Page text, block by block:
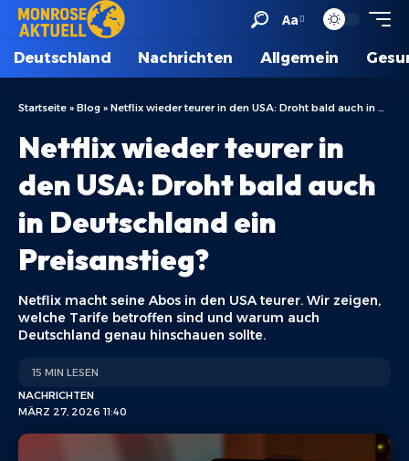
Aa
Deutschland Nachrichten Allgemein
Startseite » Blog » Netflix wieder teurer in den USA: Droht bald auch in Deutschland ein Preisanstieg?
Netflix wieder teurer in
den USA: Droht bald auch
in Deutschland ein
Preisanstieg?
Netflix macht seine Abos in den USA teurer. Wir zeigen,
welche Tarife betroffen sind und warum auch
Deutschland genau hinschauen sollte.
MÄRZ 27, 2026 11:40
NACHRICHTEN
15 MIN LESEN